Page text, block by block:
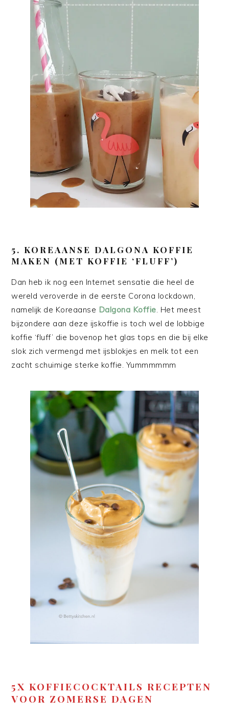
5. KOREAANSE DALGONA KOFFIE
MAKEN (MET KOFFIE ‘FLUFF’)
Dan heb ik nog een Internet sensatie die heel de
wereld veroverde in de eerste Corona lockdown,
namelijk de Koreaanse Dalgona Koffie . Het meest
bijzondere aan deze ijskoffie is toch wel de lobbige
koffie ‘fluff’ die bovenop het glas tops en die bij elke
slok zich vermengd met ijsblokjes en melk tot een
zacht schuimige sterke koffie. Yummmmmm
5X KOFFIECOCKTAILS RECEPTEN
VOOR ZOMERSE DAGEN